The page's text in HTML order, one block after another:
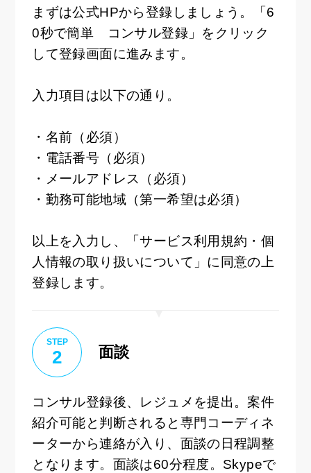
まずは公式HPから登録しましょう。「6
0秒で簡単 コンサル登録」をクリック
して登録画面に進みます。
入力項目は以下の通り。
・名前（必須）
・電話番号（必須）
・メールアドレス（必須）
・勤務可能地域（第一希望は必須）
以上を入力し、「サービス利用規約・個
人情報の取り扱いについて」に同意の上
登録します。
STEP
2 面談
コンサル登録後、レジュメを提出。案件
紹介可能と判断されると専門コーディネ
ーターから連絡が入り、面談の日程調整
となります。面談は60分程度。Skypeで